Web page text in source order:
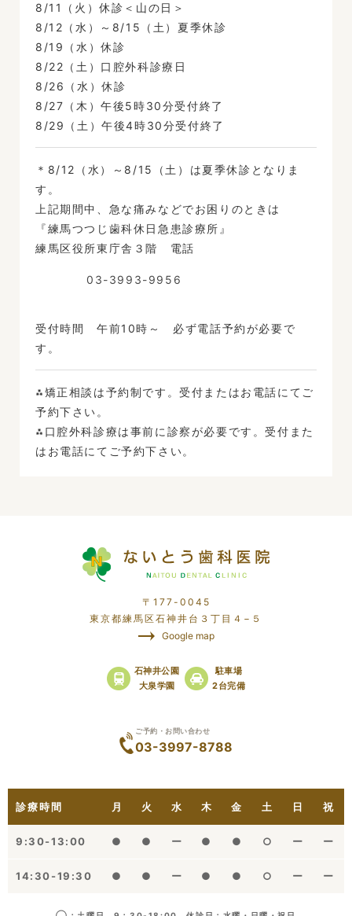
8/11（火）休診＜山の日＞
8/12（水）～8/15（土）夏季休診
8/19（水）休診
8/22（土）口腔外科診療日
8/26（水）休診
8/27（木）午後5時30分受付終了
8/29（土）午後4時30分受付終了
＊8/12（水）～8/15（土）は夏季休診となりま
す。
上記期間中、急な痛みなどでお困りのときは
『練馬つつじ歯科休日急患診療所』
練馬区役所東庁舎３階 電話
03-3993-9956
受付時間 午前10時～ 必ず電話予約が必要で
す。
⁂矯正相談は予約制です。受付またはお電話にてご
予約下さい。
⁂口腔外科診療は事前に診察が必要です。受付また
はお電話にてご予約下さい。
〒177-0045
東京都練馬区石神井台３丁目４−５
Google map
石神井公園
大泉学園
駐車場
2台完備
ご予約・お問い合わせ
03-3997-8788
診療時間 月 火 水 木 金 土 日 祝
9:30-13:00 ● ● ー ● ● ○ ー ー
14:30-19:30 ● ● ー ● ● ○ ー ー